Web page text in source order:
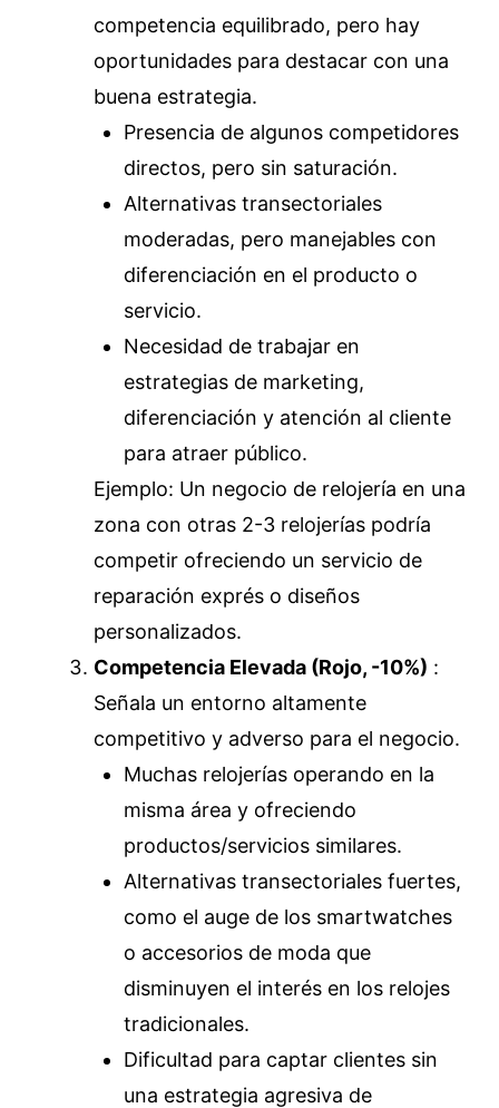
competencia equilibrado, pero hay
oportunidades para destacar con una
buena estrategia.
Presencia de algunos competidores
directos, pero sin saturación.
Alternativas transectoriales
moderadas, pero manejables con
diferenciación en el producto o
servicio.
Necesidad de trabajar en
estrategias de marketing,
diferenciación y atención al cliente
para atraer público.
Ejemplo: Un negocio de relojería en una
zona con otras 2-3 relojerías podría
competir ofreciendo un servicio de
reparación exprés o diseños
personalizados.
Competencia Elevada (Rojo, -10%) :
Señala un entorno altamente
competitivo y adverso para el negocio.
Muchas relojerías operando en la
misma área y ofreciendo
productos/servicios similares.
Alternativas transectoriales fuertes,
como el auge de los smartwatches
o accesorios de moda que
disminuyen el interés en los relojes
tradicionales.
Dificultad para captar clientes sin
una estrategia agresiva de